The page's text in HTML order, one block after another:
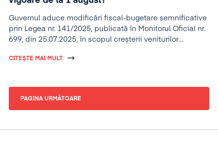
Guvernul aduce modificări fiscal-bugetare semnificative
prin Legea nr. 141/2025, publicată în Monitorul Oficial nr.
699, din 25.07.2025, în scopul creșterii veniturilor
CITEȘTE MAI MULT
PAGINA URMĂTOARE